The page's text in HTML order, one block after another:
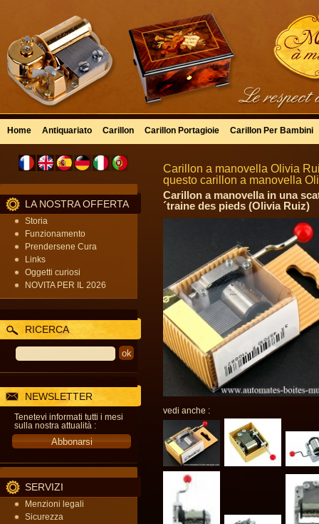
Home Antiquariato Carillon Carillon Portagioie Carillon Per Bambini
LA NOSTRA OFFERTA
Storia
Funzionamento
Prendersene Cura
Links
Oggetti curiosi
NOVITA PER IL 2026
RICERCA
NEWSLETTER
Tenetevi informati tutti i mesi
sulla nostra attualità :
SERVIZI
Menzioni legali
Sicurezza
Carillon a manovella Olivia
questo carillon a manovella
Carillon a manovella in una
´traine des pieds (Olivia Ruiz)
vedi anche :